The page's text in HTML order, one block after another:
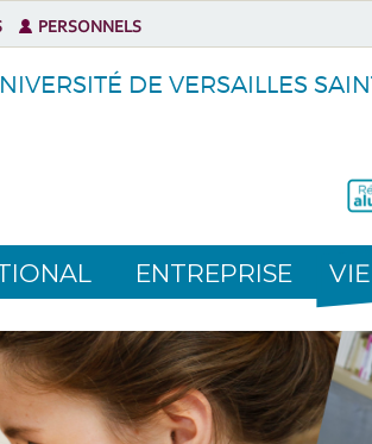
DE VERSAILLES
ENTREPRISE
PERSONNELS